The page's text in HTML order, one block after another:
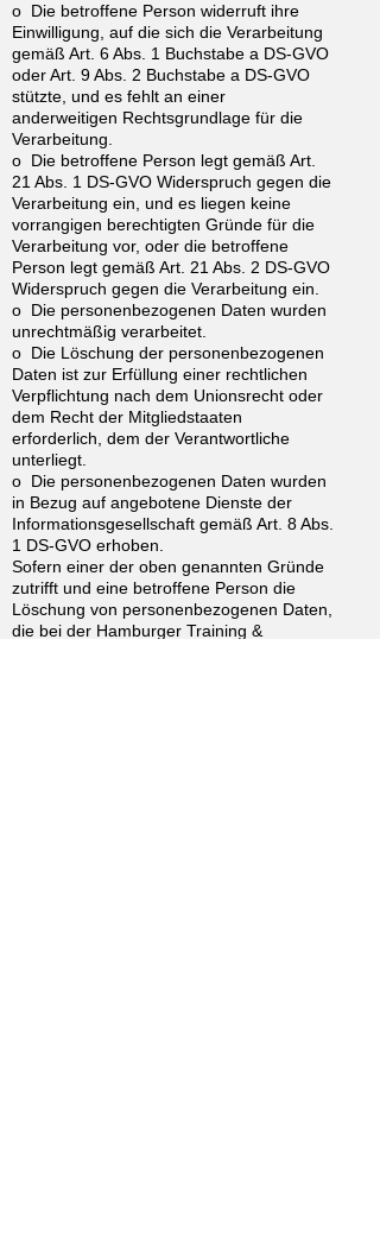
o Die betroffene Person widerruft ihre
Einwilligung, auf die sich die Verarbeitung
gemäß Art. 6 Abs. 1 Buchstabe a DS-GVO
oder Art. 9 Abs. 2 Buchstabe a DS-GVO
stützte, und es fehlt an einer
anderweitigen Rechtsgrundlage für die
Verarbeitung.
o Die betroffene Person legt gemäß Art.
21 Abs. 1 DS-GVO Widerspruch gegen die
Verarbeitung ein, und es liegen keine
vorrangigen berechtigten Gründe für die
Verarbeitung vor, oder die betroffene
Person legt gemäß Art. 21 Abs. 2 DS-GVO
Widerspruch gegen die Verarbeitung ein.
o Die personenbezogenen Daten wurden
unrechtmäßig verarbeitet.
o Die Löschung der personenbezogenen
Daten ist zur Erfüllung einer rechtlichen
Verpflichtung nach dem Unionsrecht oder
dem Recht der Mitgliedstaaten
erforderlich, dem der Verantwortliche
unterliegt.
o Die personenbezogenen Daten wurden
in Bezug auf angebotene Dienste der
Informationsgesellschaft gemäß Art. 8 Abs.
1 DS-GVO erhoben.
Sofern einer der oben genannten Gründe
zutrifft und eine betroffene Person die
Löschung von personenbezogenen Daten,
die bei der Hamburger Training &